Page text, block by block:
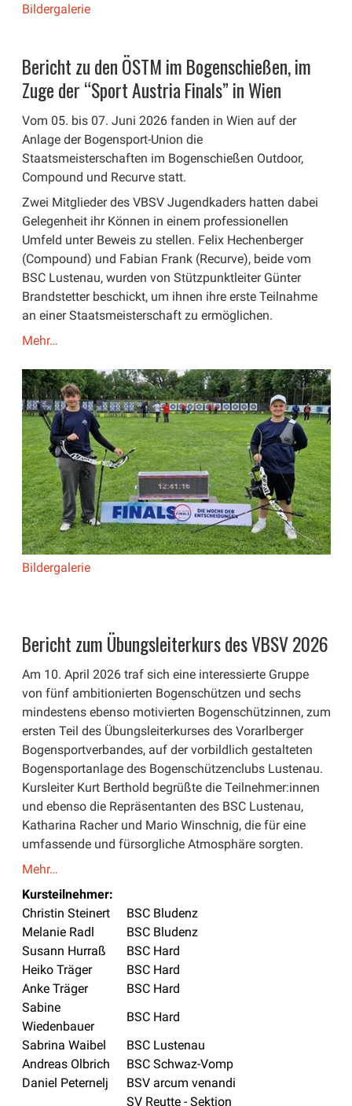
Bildergalerie
Bericht zu den ÖSTM im Bogenschießen, im
Zuge der “Sport Austria Finals” in Wien
Vom 05. bis 07. Juni 2026 fanden in Wien auf der
Anlage der Bogensport-Union die
Staatsmeisterschaften im Bogenschießen Outdoor,
Compound und Recurve statt.
Zwei Mitglieder des VBSV Jugendkaders hatten dabei
Gelegenheit ihr Können in einem professionellen
Umfeld unter Beweis zu stellen. Felix Hechenberger
(Compound) und Fabian Frank (Recurve), beide vom
BSC Lustenau, wurden von Stützpunktleiter Günter
Brandstetter beschickt, um ihnen ihre erste Teilnahme
an einer Staatsmeisterschaft zu ermöglichen.
Mehr…
Bildergalerie
Bericht zum Übungsleiterkurs des VBSV 2026
Am 10. April 2026 traf sich eine interessierte Gruppe
von fünf ambitionierten Bogenschützen und sechs
mindestens ebenso motivierten Bogenschützinnen, zum
ersten Teil des Übungsleiterkurses des Vorarlberger
Bogensportverbandes, auf der vorbildlich gestalteten
Bogensportanlage des Bogenschützenclubs Lustenau.
Kursleiter Kurt Berthold begrüßte die Teilnehmer:innen
und ebenso die Repräsentanten des BSC Lustenau,
Katharina Racher und Mario Winschnig, die für eine
umfassende und fürsorgliche Atmosphäre sorgten.
Mehr…
Kursteilnehmer:
Christin Steinert
BSC Bludenz
Melanie Radl
BSC Bludenz
Susann Hurraß
BSC Hard
Heiko Träger
BSC Hard
Anke Träger
BSC Hard
Sabine
Wiedenbauer
BSC Hard
Sabrina Waibel
BSC Lustenau
Andreas Olbrich
BSC Schwaz-Vomp
Daniel Peternelj
BSV arcum venandi
SV Reutte - Sektion